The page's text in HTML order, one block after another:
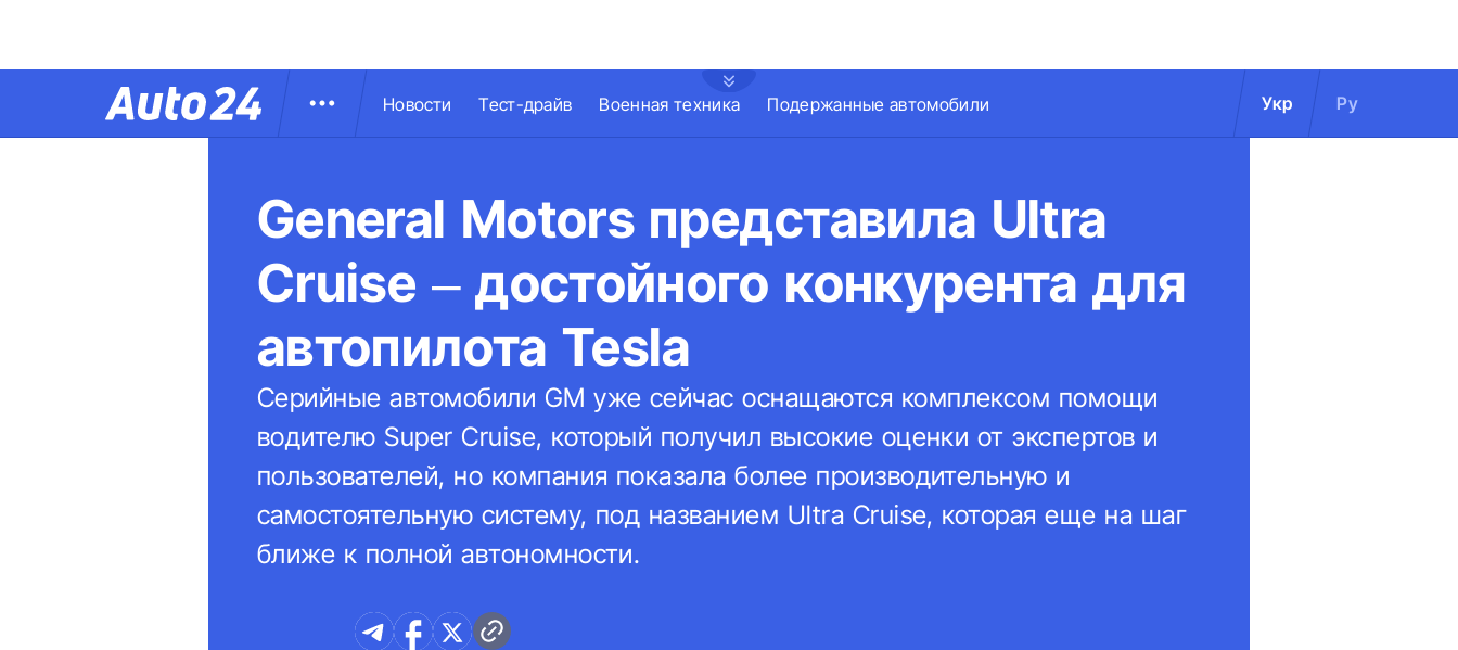
Новости Тест-драйв Военная техника Подержанные автомобили Укр Ру
General Motors представила Ultra
Cruise – достойного конкурента для
автопилота Tesla
Серийные автомобили GM уже сейчас оснащаются комплексом помощи
водителю Super Cruise, который получил высокие оценки от экспертов и
пользователей, но компания показала более производительную и
самостоятельную систему, под названием Ultra Cruise, которая еще на шаг
ближе к полной автономности.